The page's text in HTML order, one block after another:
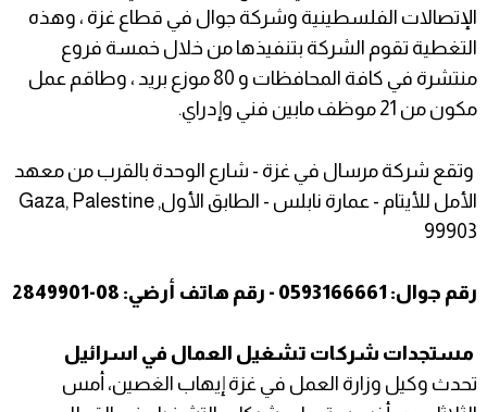
الإتصالات الفلسطينية وشركة جوال في قطاع غزة ، وهذه
التغطية تقوم الشركة بتنفيذها من خلال خمسة فروع
منتشرة في كافة المحافظات و 80 موزع بريد ، وطاقم عمل
مكون من 21 موظف مابين فني وإدراي.
وتقع شركة مرسال في غزة - شارع الوحدة بالقرب من معهد
الأمل للأيتام - عمارة نابلس - الطابق الأول, Gaza, Palestine
99903
رقم جوال: 0593166661 - رقم هاتف أرضي: 08-2849901
مستجدات شركات تشغيل العمال في اسرائيل
تحدث وكيل وزارة العمل في غزة إيهاب الغصين، أمس